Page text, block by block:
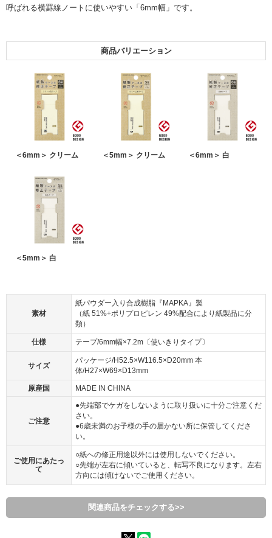
呼ばれる横罫線ノートに使いやすい「6mm幅」です。
商品バリエーション
＜6mm＞ クリーム ＜5mm＞ クリーム ＜6mm＞ 白
＜5mm＞ 白
素材
紙パウダー入り合成樹脂『MAPKA』製
（紙 51%+ポリプロピレン 49%配合により紙製品に分
類）
仕様 テープ/6mm幅×7.2m〔使いきりタイプ〕
サイズ
パッケージ/H52.5×W116.5×D20mm 本
体/H27×W69×D13mm
原産国 MADE IN CHINA
ご注意
●先端部でケガをしないように取り扱いに十分ご注意くだ
さい。
●6歳未満のお子様の手の届かない所に保管してくださ
い。
ご使用にあたっ
て
○紙への修正用途以外には使用しないでください。
○先端が左右に傾いていると、転写不良になります。左右
方向には傾けないでご使用ください。
関連商品をチェックする>>